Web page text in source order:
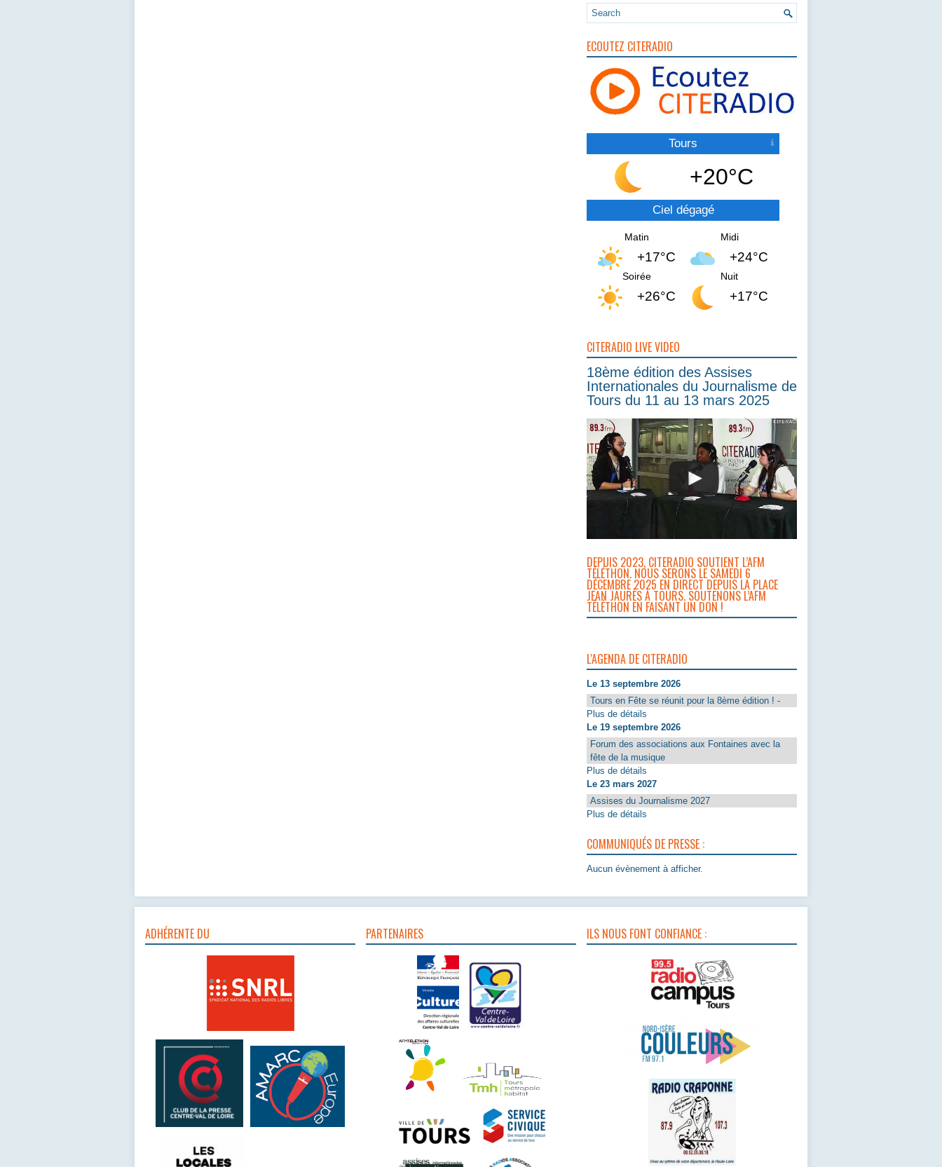
ECOUTEZ CITERADIO
Tours
+20°C
Ciel dégagé
Matin
+17°C
Midi
+24°C
Soirée
+26°C
Nuit
+17°C
CITERADIO LIVE VIDEO
18ème édition des Assises
Internationales du Journalisme de
Tours du 11 au 13 mars 2025
DEPUIS 2023, CITERADIO SOUTIENT L’AFM
TÉLÉTHON. NOUS SERONS LE SAMEDI 6
DÉCEMBRE 2025 EN DIRECT DEPUIS LA PLACE
JEAN JAURÈS À TOURS. SOUTENONS L’AFM
TÉLÉTHON EN FAISANT UN DON !
L'AGENDA DE CITERADIO
Le 13 septembre 2026
Tours en Fête se réunit pour la 8ème édition ! -
Plus de détails
Le 19 septembre 2026
Forum des associations aux Fontaines avec la
fête de la musique
Plus de détails
Le 23 mars 2027
Assises du Journalisme 2027
Plus de détails
COMMUNIQUÉS DE PRESSE :
Aucun évènement à afficher.
ADHÉRENTE DU PARTENAIRES ILS NOUS FONT CONFIANCE :